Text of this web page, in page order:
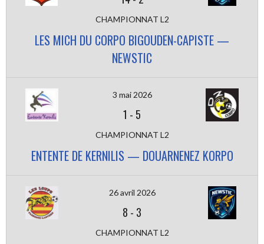
CHAMPIONNAT L2
LES MICH DU CORPO BIGOUDEN-CAPISTE —
NEWSTIC
3 mai 2026
1 - 5
CHAMPIONNAT L2
ENTENTE DE KERNILIS — DOUARNENEZ KORPO
26 avril 2026
8 - 3
CHAMPIONNAT L2